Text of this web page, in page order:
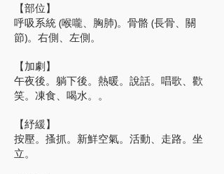
【部位】
呼吸系統 (喉嚨、胸肺)。骨骼 (長骨、關
節)。右側、左側。
【加劇】
午夜後。躺下後。熱暖。說話。唱歌、歡
笑。凍食、喝水。。
【紓緩】
按壓。搔抓。新鮮空氣。活動、走路。坐
立。